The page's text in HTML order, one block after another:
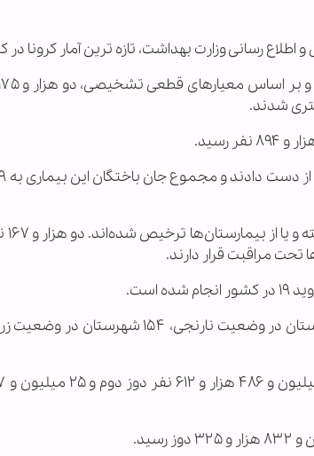
رسانی وزارت بهداشت، تازه ترین آمار کرونا در
تا